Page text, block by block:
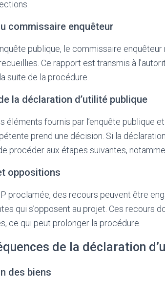
commissaire enquêteur
publique, le commissaire
Ce rapport est transmis à
suite de la procédure.
la déclaration d’utilité publique
éléments fournis par l’enquête publique
prend une décision. Si la
procéder aux étapes suivantes,
oppositions
proclamée, des recours peuvent être
qui s’opposent au projet. Ces recours
ce qui peut prolonger la procédure.
de la déclaration
des biens